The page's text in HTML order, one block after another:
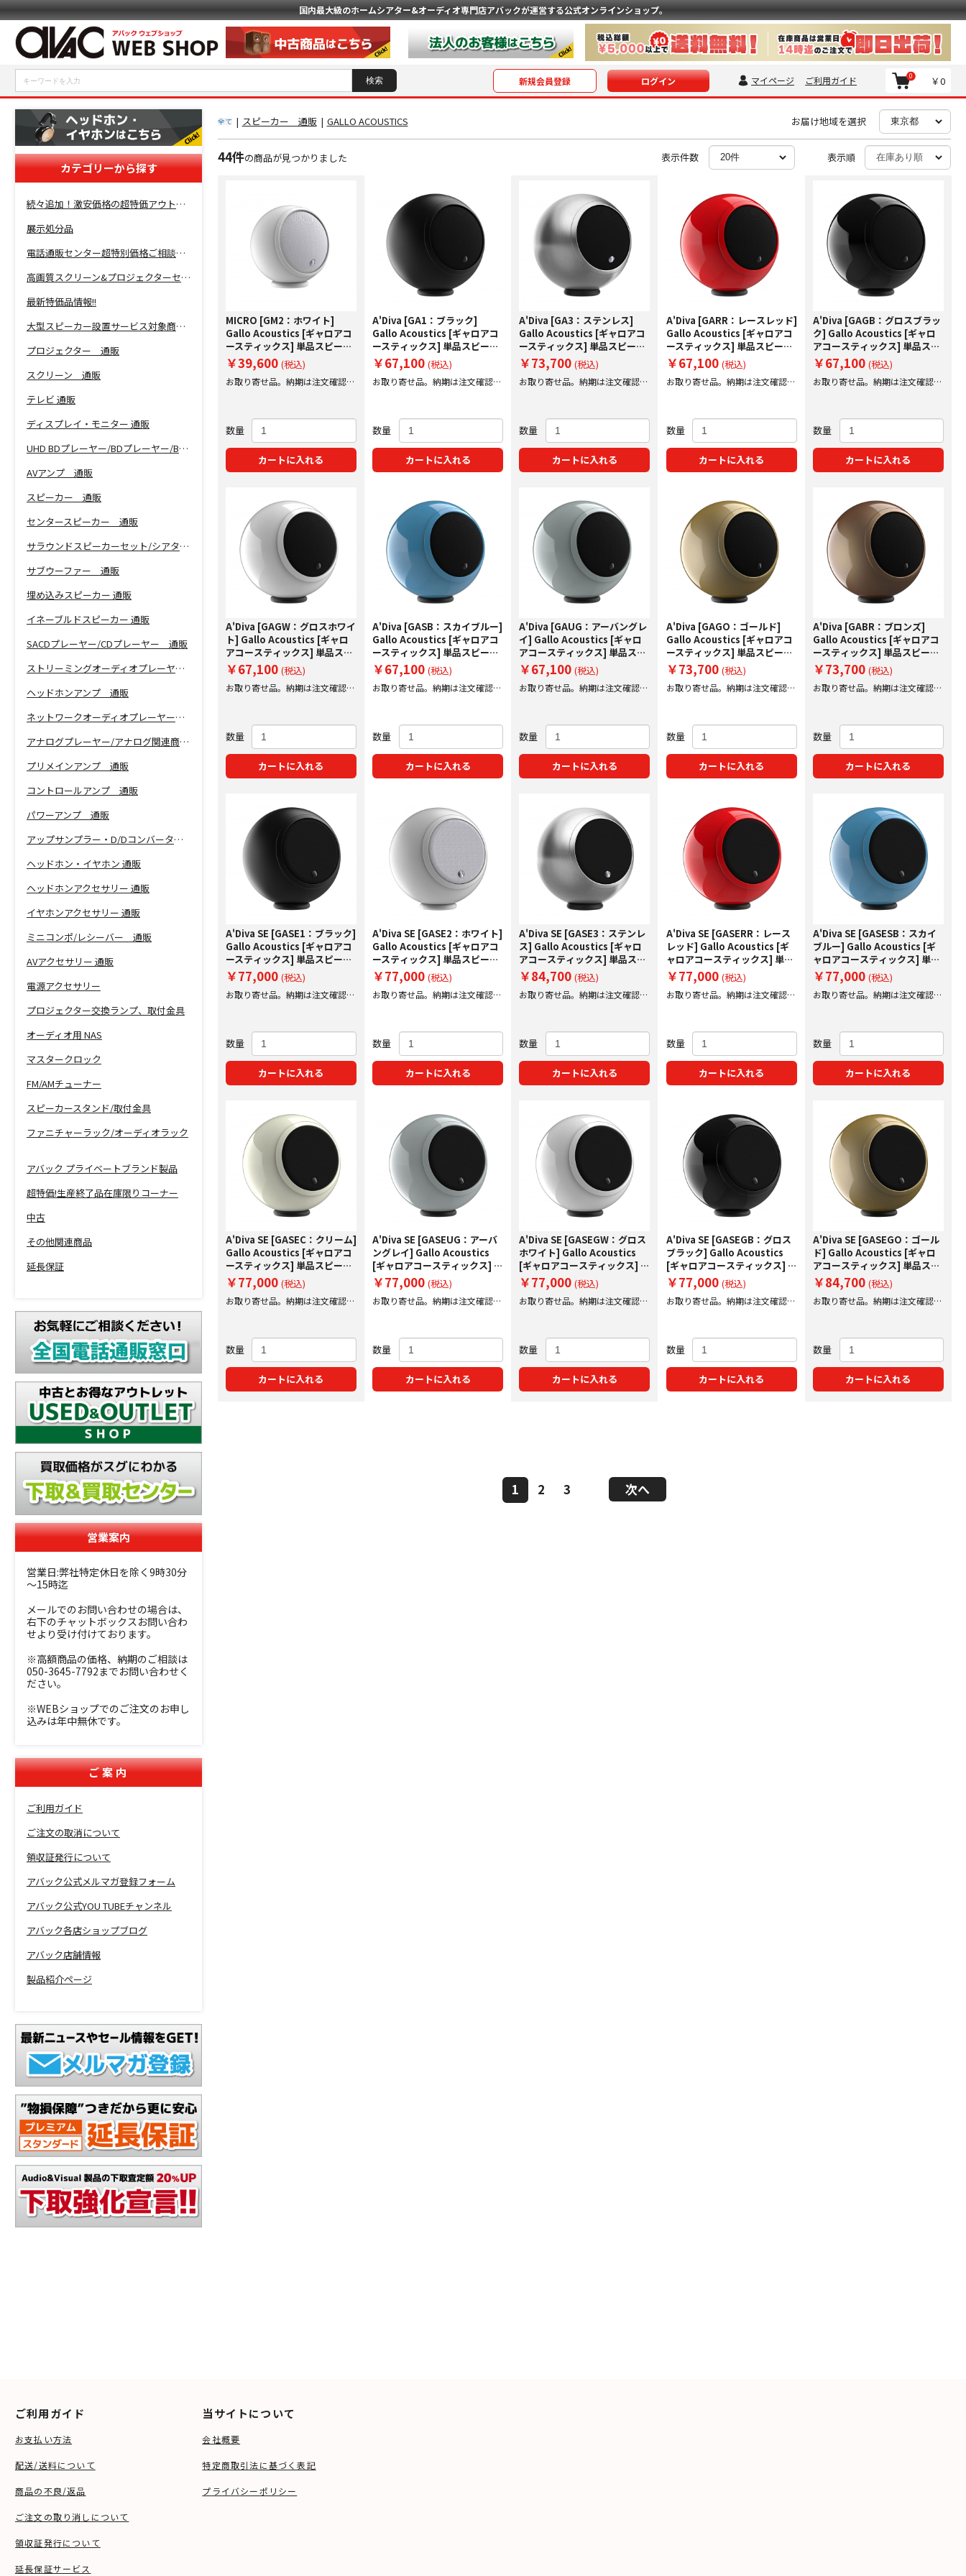
国内最大級のホームシアター&オーディオ専門店アバックが運営する公式オンラインショップ。
新規会員登録 ログイン マイページ ご利用ガイド ￥0
0
カテゴリーから探す
続々追加！激安価格の超特価アウトレットセール開催！
展示処分品
電話通販センター超特別価格ご相談コーナー！
高画質スクリーン&プロジェクターセット超特価！
最新特価品情報!!
大型スピーカー設置サービス対象商品！
プロジェクター 通販
スクリーン 通販
テレビ 通販
ディスプレイ・モニター 通販
UHD BDプレーヤー/BDプレーヤー/BDレコーダー 通販
AVアンプ 通販
スピーカー 通販
センタースピーカー 通販
サラウンドスピーカーセット/シアターバー 通販
サブウーファー 通販
埋め込みスピーカー 通販
イネーブルドスピーカー 通販
SACDプレーヤー/CDプレーヤー 通販
ストリーミングオーディオプレーヤー 通販
ヘッドホンアンプ 通販
ネットワークオーディオプレーヤー 通販
アナログプレーヤー/アナログ関連商品 通販
プリメインアンプ 通販
コントロールアンプ 通販
パワーアンプ 通販
アップサンプラー・D/Dコンバーター 通販
ヘッドホン・イヤホン 通販
ヘッドホンアクセサリー 通販
イヤホンアクセサリー 通販
ミニコンポ/レシーバー 通販
AVアクセサリー 通販
電源アクセサリー
プロジェクター交換ランプ、取付金具
オーディオ用 NAS
マスタークロック
FM/AMチューナー
スピーカースタンド/取付金具
ファニチャーラック/オーディオラック
アバック プライベートブランド製品
超特価!生産終了品在庫限りコーナー
中古
その他関連商品
延長保証
営業案内
営業日:弊社特定休日を除く9時30分
～15時迄
メールでのお問い合わせの場合は、
右下のチャットボックスお問い合わ
せより受け付けております。
※高額商品の価格、納期のご相談は
050-3645-7792までお問い合わせく
ださい。
※WEBショップでのご注文のお申し
込みは年中無休です。
ご案内
ご利用ガイド
ご注文の取消について
領収証発行について
アバック公式メルマガ登録フォーム
アバック公式YOU TUBEチャンネル
アバック各店ショップブログ
アバック店舗情報
製品紹介ページ
全て | スピーカー 通販 | GALLO ACOUSTICS お届け地域を選択
44件の商品が見つかりました 表示件数 表示順
MICRO [GM2：ホワイト]
Gallo Acoustics [ギャロアコ
ースティックス] 単品スピーカ
ー
￥39,600 (税込)
お取り寄せ品。納期は注文確認後
数量
カートに入れる
A'Diva [GA1：ブラック]
Gallo Acoustics [ギャロアコ
ースティックス] 単品スピーカ
ー
￥67,100 (税込)
お取り寄せ品。納期は注文確認後
数量
カートに入れる
A'Diva [GA3：ステンレス]
Gallo Acoustics [ギャロアコ
ースティックス] 単品スピーカ
ー
￥73,700(税込)
お取り寄せ品。納期は注文確認後
数量
カートに入れる
A'Diva [GARR：レースレッド]
Gallo Acoustics [ギャロアコ
ースティックス] 単品スピーカ
ー 【受注発注】
￥67,100 (税込)
お取り寄せ品。納期は注文確認後
数量
カートに入れる
A'Diva [GAGB：グロスブラッ
ク] Gallo Acoustics [ギャロ
アコースティックス] 単品スピ
ーカー 【受注発注】
￥67,100 (税込)
お取り寄せ品。納期は注文確認後
数量
カートに入れる
A'Diva [GAGW：グロスホワイ
ト] Gallo Acoustics [ギャロ
アコースティックス] 単品スピ
ーカー 【受注発注】
￥67,100 (税込)
お取り寄せ品。納期は注文確認後
数量
カートに入れる
A'Diva [GASB：スカイブルー]
Gallo Acoustics [ギャロアコ
ースティックス] 単品スピーカ
ー 【受注発注】
￥67,100 (税込)
お取り寄せ品。納期は注文確認後
数量
カートに入れる
A'Diva [GAUG：アーバングレ
イ] Gallo Acoustics [ギャロ
アコースティックス] 単品スピ
ーカー 【受注発注】
￥67,100(税込)
お取り寄せ品。納期は注文確認後
数量
カートに入れる
A'Diva [GAGO：ゴールド]
Gallo Acoustics [ギャロアコ
ースティックス] 単品スピーカ
ー 【受注発注】
￥73,700 (税込)
お取り寄せ品。納期は注文確認後
数量
カートに入れる
A'Diva [GABR：ブロンズ]
Gallo Acoustics [ギャロアコ
ースティックス] 単品スピーカ
ー 【受注発注】
￥73,700 (税込)
お取り寄せ品。納期は注文確認後
数量
カートに入れる
A'Diva SE [GASE1：ブラック]
Gallo Acoustics [ギャロアコ
ースティックス] 単品スピーカ
ー
￥77,000 (税込)
お取り寄せ品。納期は注文確認後
数量
カートに入れる
A'Diva SE [GASE2：ホワイト]
Gallo Acoustics [ギャロアコ
ースティックス] 単品スピーカ
ー
￥77,000 (税込)
お取り寄せ品。納期は注文確認後
数量
カートに入れる
A'Diva SE [GASE3：ステンレ
ス] Gallo Acoustics [ギャロ
アコースティックス] 単品スピ
ーカー
￥84,700(税込)
お取り寄せ品。納期は注文確認後
数量
カートに入れる
A'Diva SE [GASERR：レース
レッド] Gallo Acoustics [ギ
ャロアコースティックス] 単品
スピーカー 【受注発注】
￥77,000 (税込)
お取り寄せ品。納期は注文確認後
数量
カートに入れる
A'Diva SE [GASESB：スカイ
ブルー] Gallo Acoustics [ギ
ャロアコースティックス] 単品
スピーカー 【受注発注】
￥77,000 (税込)
お取り寄せ品。納期は注文確認後
数量
カートに入れる
A'Diva SE [GASEC：クリーム]
Gallo Acoustics [ギャロアコ
ースティックス] 単品スピーカ
ー 【受注発注】
￥77,000 (税込)
お取り寄せ品。納期は注文確認後
数量
カートに入れる
A'Diva SE [GASEUG：アーバ
ングレイ] Gallo Acoustics
[ギャロアコースティックス] 単
品スピーカー 【受注発注】
￥77,000 (税込)
お取り寄せ品。納期は注文確認後
数量
カートに入れる
A'Diva SE [GASEGW：グロス
ホワイト] Gallo Acoustics
[ギャロアコースティックス] 単
品スピーカー 【受注発注】
￥77,000(税込)
お取り寄せ品。納期は注文確認後
数量
カートに入れる
A'Diva SE [GASEGB：グロス
ブラック] Gallo Acoustics
[ギャロアコースティックス] 単
品スピーカー 【受注発注】
￥77,000 (税込)
お取り寄せ品。納期は注文確認後
数量
カートに入れる
A'Diva SE [GASEGO：ゴール
ド] Gallo Acoustics [ギャロ
アコースティックス] 単品スピ
ーカー 【受注発注】
￥84,700 (税込)
お取り寄せ品。納期は注文確認後
数量
カートに入れる
1 2 3 次へ
ご利用ガイド
お支払い方法
配送/送料について
商品の不良/返品
ご注文の取り消しについて
領収証発行について
延長保証サービス
当サイトについて
会社概要
特定商取引法に基づく表記
プライバシーポリシー